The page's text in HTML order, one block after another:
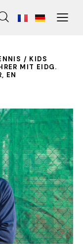
/ KIDS
MIT EIDG.
EN